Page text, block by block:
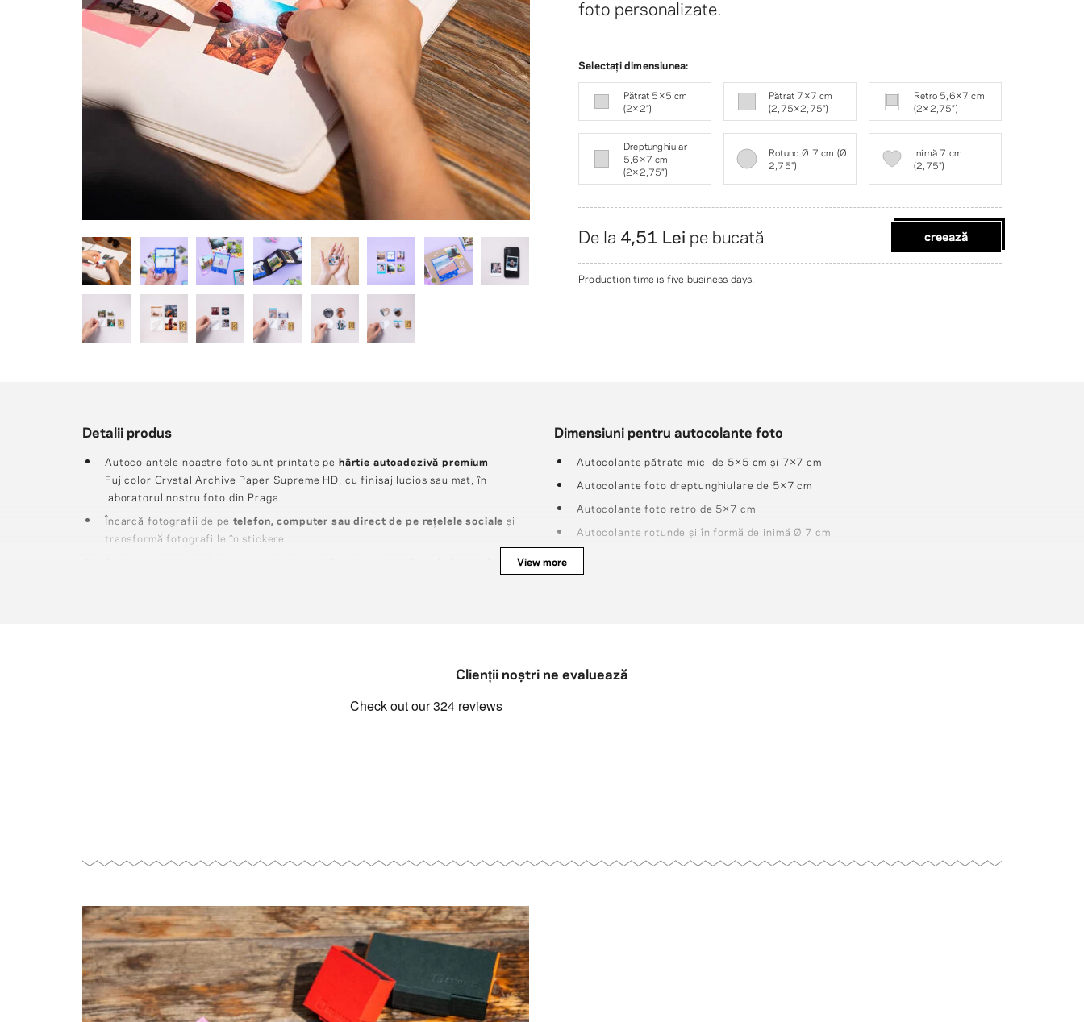
foto personalizate.
Selectați dimensiunea:
Pătrat 5×5 cm
(2×2″)
Pătrat 7×7 cm
(2,75×2,75″)
Retro 5,6×7 cm
(2×2,75″)
Dreptunghiular
5,6×7 cm
(2×2,75″)
Rotund Ø 7 cm (Ø
2,75″)
Inimă 7 cm
(2,75″)
De la 4,51 Lei pe bucată creează
Production time is five business days.
Detalii produs
Autocolantele noastre foto sunt printate pe hârtie autoadezivă premium
Fujicolor Crystal Archive Paper Supreme HD, cu finisaj lucios sau mat, în
laboratorul nostru foto din Praga.
Încarcă fotografii de pe telefon, computer sau direct de pe rețelele socialeși
transformă fotografiile în stickere.
livrate gratuit în ambalaj de design,
Dimensiuni pentru autocolante foto
Autocolante pătrate mici de 5×5 cm și 7×7 cm
Autocolante foto dreptunghiulare de 5×7 cm
Autocolante foto retro de 5×7 cm
Autocolante rotunde și în formă de inimă Ø 7 cm
View more
Clienții noștri ne evaluează